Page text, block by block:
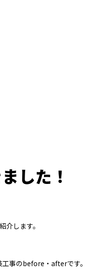
した！
介します。
事のbefore・afterです。